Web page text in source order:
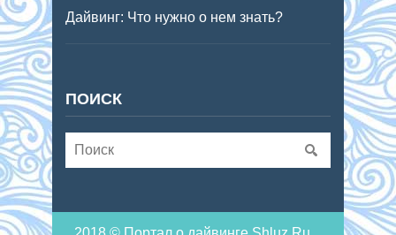
Дайвинг: Что нужно о нем знать?
ПОИСК